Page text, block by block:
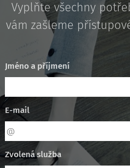
Vyplňte všechny
vám zašleme
Jméno a příjmení
E-mail
Zvolená služba